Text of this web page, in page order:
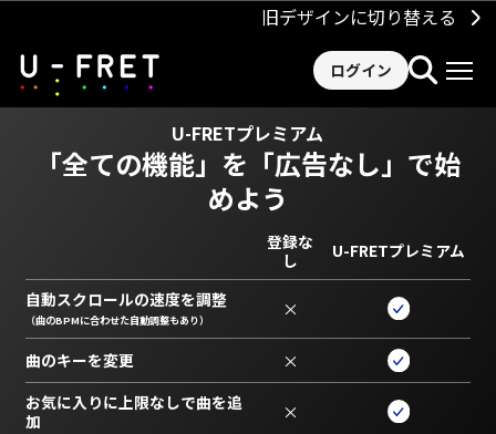
旧デザインに切り替える
ログイン
U-FRETプレミアム
「全ての機能」を 「広告なし」で始
めよう
登録な
し
U-FRETプレミアム
自動スクロールの速度を調整
（曲のBPMに合わせた自動調整もあり） ×
曲のキーを変更 ×
お気に入りに上限なしで曲を追
加
×